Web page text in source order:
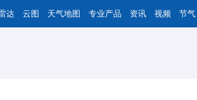
达 云图 天气地图 专业产品 资讯 视频 节气